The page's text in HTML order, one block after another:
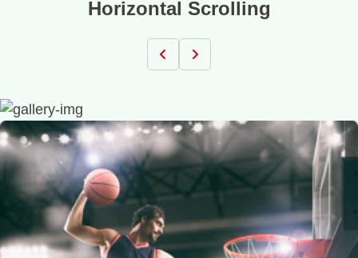
Horizontal Scrolling